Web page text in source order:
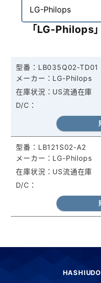
お
「LG-Philops
LB035Q02-TD01
LG-Philops
US流通在庫
LB121S02-A2
LG-Philops
US流通在庫